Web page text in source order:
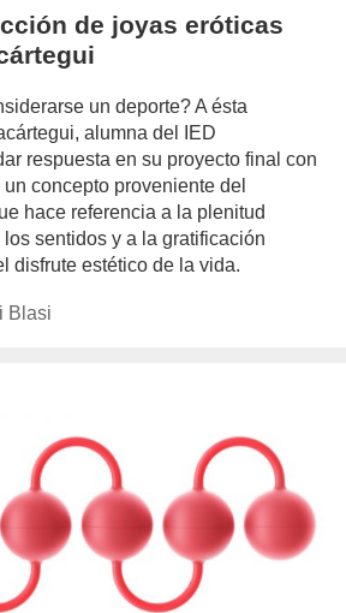
de joyas eróticas
un deporte? A ésta
alumna del IED
respuesta en su proyecto final con
concepto proveniente del
hace referencia a la plenitud
sentidos y a la gratificación
disfrute estético de la vida.
www.experimenta.es/author/jordi-
Blasi